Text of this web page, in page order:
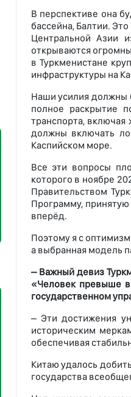
В перспективе она
бассейна, Балтии.
Центральной Азии
открываются
в Туркменистане
инфраструктуры на
Наши усилия должны
полное раскрытие
транспорта,
должны включать
Каспийском море.
Все эти вопросы
которого в ноябре
Правительством
Программу,
вперёд.
Поэтому я с
а выбранная модель
– Важный девиз
«Человек превыше
государственном
– Эти достижения
историческим
обеспечивая
Китаю удалось
государства